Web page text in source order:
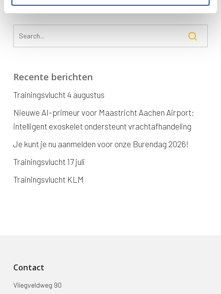
Recente berichten
Trainingsvlucht 4 augustus
Nieuwe AI-primeur voor Maastricht Aachen Airport:
intelligent exoskelet ondersteunt vrachtafhandeling
Je kunt je nu aanmelden voor onze Burendag 2026!
Trainingsvlucht 17 juli
Trainingsvlucht KLM
Contact
Vliegveldweg 90